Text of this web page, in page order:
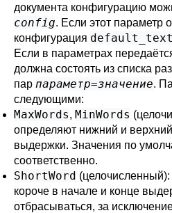
документа конфигурацию
config. Если этот параметр
конфигурация
Если в параметрах
должна состоять из списка
пар параметр=значение.
следующими:
MaxWords, MinWords
определяют нижний и
выдержки. Значения по
соответственно.
ShortWord
короче в начале и конце
отбрасываться, за